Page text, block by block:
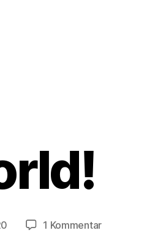
1 Kommentarzu